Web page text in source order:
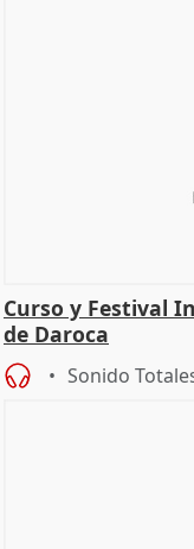
Curso y Festival
de Daroca
Sonido